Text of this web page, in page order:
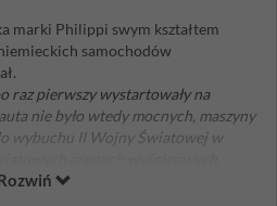
marki Philippi swym kształtem
samochodów
raz pierwszy wystartowały na
nie było wtedy mocnych, maszyny
wybuchu II Wojny Światowej w
dla tych samochodów